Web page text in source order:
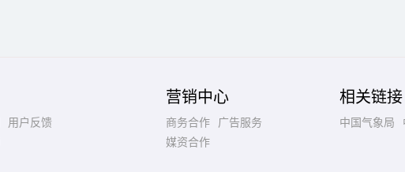
用户反馈
营销中心
商务合作
广告服务
媒资合作
相关链接
中国气象局